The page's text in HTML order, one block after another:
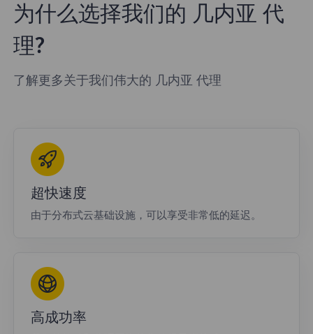
为什么选择我们的 几内亚 代
理?
了解更多关于我们伟大的 几内亚 代理
超快速度
由于分布式云基础设施，可以享受非常低的延迟。
高成功率